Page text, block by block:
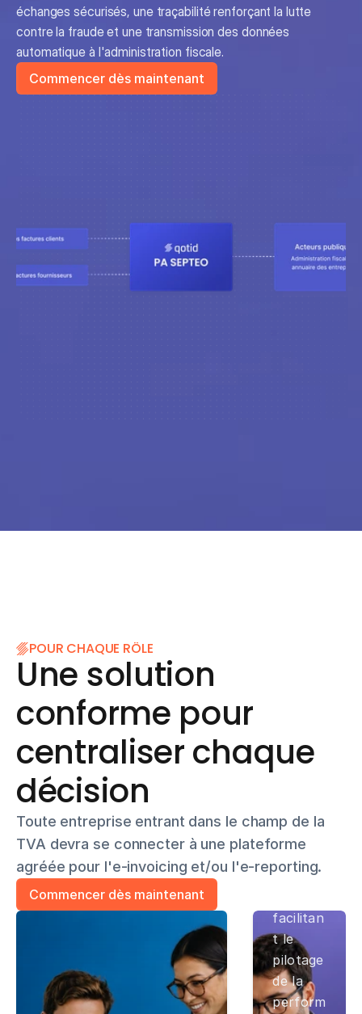
échanges sécurisés, une traçabilité renforçant la lutte
contre la fraude et une transmission des données
automatique à l'administration fiscale.
Commencer dès maintenant
POUR CHAQUE RÔLE
Une solution
conforme pour
centraliser chaque
décision
Toute entreprise entrant dans le champ de la
TVA devra se connecter à une plateforme
agréée pour l'e-invoicing et/ou l'e-reporting.
Commencer dès maintenant
Pour
permet
une
ée de
donnée
temps
facilitan
t le
pilotage
de la
perform